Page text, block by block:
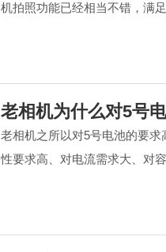
机拍照功能已经相当不错，满
老相机为什么对5号
老相机之所以对5号电池的要
性要求高、对电流需求大、对